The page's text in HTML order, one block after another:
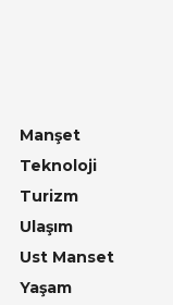
Manşet
Teknoloji
Turizm
Ulaşım
Ust Manset
Yaşam